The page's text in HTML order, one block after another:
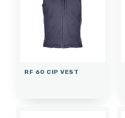
RF 60 CIP VEST